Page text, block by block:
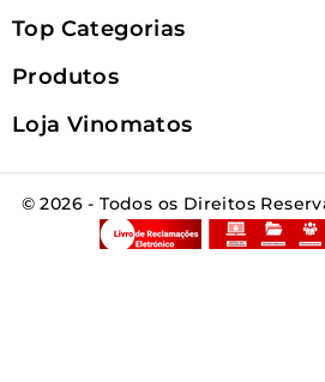
Top Categorias
Produtos
Loja Vinomatos
© 2026 - Todos os Direitos